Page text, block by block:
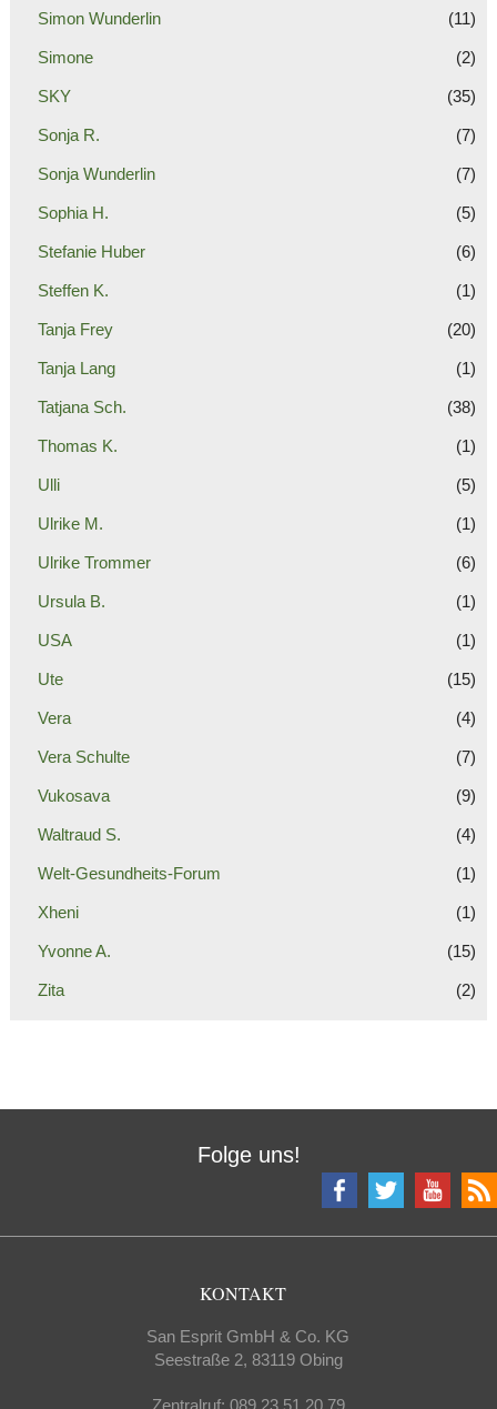
Simon Wunderlin (11)
Simone (2)
SKY (35)
Sonja R. (7)
Sonja Wunderlin (7)
Sophia H. (5)
Stefanie Huber (6)
Steffen K. (1)
Tanja Frey (20)
Tanja Lang (1)
Tatjana Sch. (38)
Thomas K. (1)
Ulli (5)
Ulrike M. (1)
Ulrike Trommer (6)
Ursula B. (1)
USA (1)
Ute (15)
Vera (4)
Vera Schulte (7)
Vukosava (9)
Waltraud S. (4)
Welt-Gesundheits-Forum (1)
Xheni (1)
Yvonne A. (15)
Zita (2)
Folge uns!
KONTAKT
San Esprit GmbH & Co. KG
Seestraße 2, 83119 Obing